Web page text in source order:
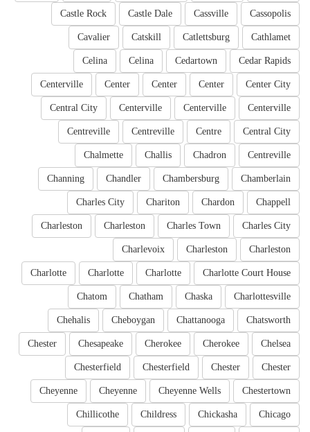
Cassopolis
Cassville
Castle Dale
Castle Rock
Cathlamet
Catlettsburg
Catskill
Cavalier
Cedar Rapids
Cedartown
Celina
Celina
Center City
Center
Center
Center
Centerville
Centerville
Centerville
Centerville
Central City
Central City
Centre
Centreville
Centreville
Centreville
Chadron
Challis
Chalmette
Chamberlain
Chambersburg
Chandler
Channing
Chappell
Chardon
Chariton
Charles City
Charles City
Charles Town
Charleston
Charleston
Charleston
Charleston
Charlevoix
Charlotte Court House
Charlotte
Charlotte
Charlotte
Charlottesville
Chaska
Chatham
Chatom
Chatsworth
Chattanooga
Cheboygan
Chehalis
Chelsea
Cherokee
Cherokee
Chesapeake
Chester
Chester
Chester
Chesterfield
Chesterfield
Chestertown
Cheyenne Wells
Cheyenne
Cheyenne
Chicago
Chickasha
Childress
Chillicothe